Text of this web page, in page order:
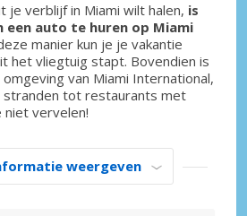
je verblijf in Miami wilt halen, is
een auto te huren op Miami
manier kun je je vakantie
het vliegtuig stapt. Bovendien is
van Miami International,
stranden tot restaurants met
niet vervelen!
weergeven